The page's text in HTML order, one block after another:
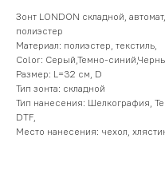
Зонт LONDON складной,
полиэстер
Материал: полиэстер, текстиль,
Color: Серый,Темно-
Размер: L=32 см, D
Тип зонта: складной
Тип нанесения: Шелкография,
DTF,
Место нанесения: чехол,